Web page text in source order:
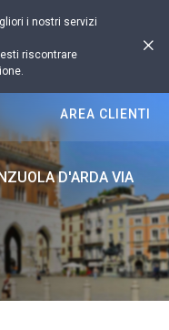
i nostri servizi
riscontrare
AREA CLIENTI
D'ARDA VIA